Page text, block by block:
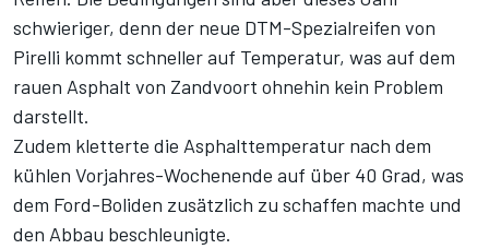
schwieriger, denn der neue DTM-Spezialreifen von
Pirelli kommt schneller auf Temperatur, was auf dem
rauen Asphalt von Zandvoort ohnehin kein Problem
darstellt.
Zudem kletterte die Asphalttemperatur nach dem
kühlen Vorjahres-Wochenende auf über 40 Grad, was
dem Ford-Boliden zusätzlich zu schaffen machte und
den Abbau beschleunigte.